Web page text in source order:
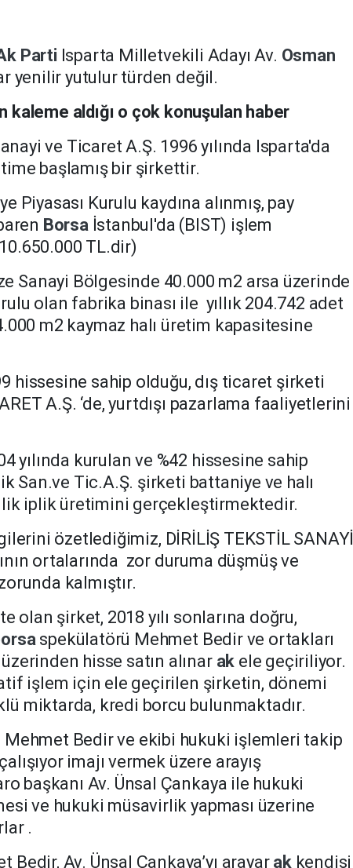
Parti Isparta Milletvekili Adayı Av. Osman
yenilir yutulur türden değil.
kaleme aldığı o çok konuşulan haber
ve Ticaret A.Ş. 1996 yılında Isparta'da
başlamış bir şirkettir.
Piyasası Kurulu kaydına alınmış, pay
Borsa İstanbul'da (BIST) işlem
TL.dir)
Sanayi Bölgesinde 40.000 m2 arsa üzerinde
olan fabrika binası ile yıllık 204.742 adet
m2 kaymaz halı üretim kapasitesine
hissesine sahip olduğu, dış ticaret şirketi
A.Ş. ‘de, yurtdışı pazarlama faaliyetlerini
yılında kurulan ve %42 hissesine sahip
San.ve Tic.A.Ş. şirketi battaniye ve halı
iplik üretimini gerçekleştirmektedir.
özetlediğimiz, DİRİLİŞ TEKSTİL SANAYİ
ortalarında zor duruma düşmüş ve
kalmıştır.
olan şirket, 2018 yılı sonlarına doğru,
spekülatörü Mehmet Bedir ve ortakları
hisse satın alınar ak ele geçiriliyor.
işlem için ele geçirilen şirketin, dönemi
miktarda, kredi borcu bulunmaktadır.
Mehmet Bedir ve ekibi hukuki işlemleri takip
imajı vermek üzere arayış
başkanı Av. Ünsal Çankaya ile hukuki
ve hukuki müsavirlik yapması üzerine
.
Bedir, Av. Ünsal Çankaya’yı arayar ak kendisi